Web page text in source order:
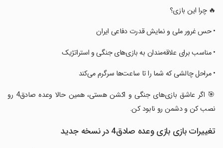
‏‏‏🔥 چرا این بازی؟
‏‏‏• حس غرور ملی و نمایش قدرت دفاعی ایران
‏‏‏• مناسب برای علاقه‌مندان به بازی‌های جنگی و استراتژیک
‏‏‏• مراحل چالشی که شما را تا ساعت‌ها سرگرم می‌کند
‏‏‏🎯 اگر عاشق بازی‌های جنگی و اکشن هستی، همین حالا وعده صادق4 رو
نصب کن و دشمن رو نابود کن.
تغییرات بازی ‏‏‏بازی وعده صادق4 در نسخه جدید